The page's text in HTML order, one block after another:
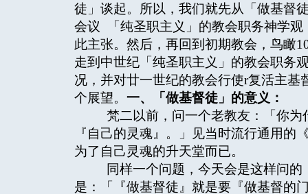
徒」谈起。所以，我们就先从「做基督
会议 「纯圣职主义」的教会职务神学
此主张。然后，再回到初期教会，鸟瞰
走到中世纪「纯圣职主义」的教会职务
况，并对廿一世纪的教会行使r复活主
个展望。 一、「做基督徒」的意义：
梵二以前，问一个老教友：「你为
『自己的灵魂』。」见当时流行通用
为了自己灵魂的升天堂而已。
同样一个问题，今天会是这样问的
是：「『做基督徒』就是要『做基督的